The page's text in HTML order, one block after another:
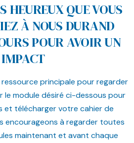
HEUREUX QUE VOUS
À NOUS DURAND
POUR AVOIR UN
IMPACT
principale pour regarder
le module désiré ci-dessous pour
et télécharger votre cahier de
encourageons à regarder toutes
maintenant et avant chaque